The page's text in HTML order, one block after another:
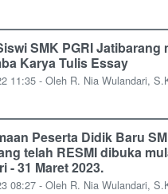
SMK PGRI Jatibarang
Karya Tulis Essay
11:35 - Oleh R. Nia Wulandari,
Peserta Didik Baru
telah RESMI dibuka
- 31 Maret 2023.
08:27 - Oleh R. Nia Wulandari,